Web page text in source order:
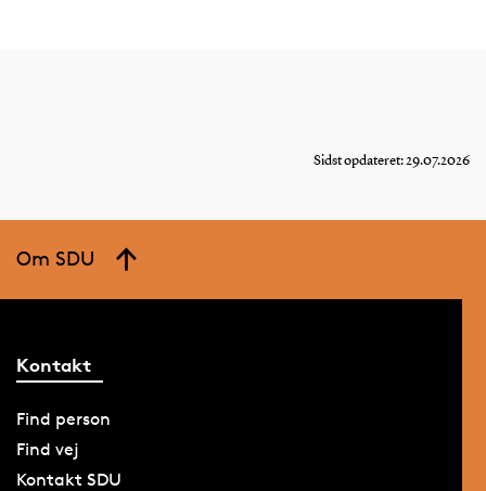
Sidst opdateret: 29.07.2026
Om SDU
Kontakt
Find person
Find vej
Kontakt SDU